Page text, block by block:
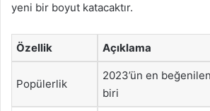
yeni bir boyut katacaktır.
Özellik Açıklama
Popülerlik
2023’ün en
biri